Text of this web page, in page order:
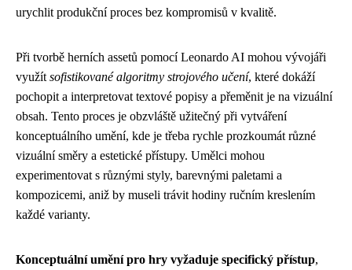
urychlit produkční proces bez kompromisů v kvalitě.
Při tvorbě herních assetů pomocí Leonardo AI mohou vývojáři
využít sofistikované algoritmy strojového učení, které dokáží
pochopit a interpretovat textové popisy a přeměnit je na vizuální
obsah. Tento proces je obzvláště užitečný při vytváření
konceptuálního umění, kde je třeba rychle prozkoumát různé
vizuální směry a estetické přístupy. Umělci mohou
experimentovat s různými styly, barevnými paletami a
kompozicemi, aniž by museli trávit hodiny ručním kreslením
každé varianty.
Konceptuální umění pro hry vyžaduje specifický přístup,